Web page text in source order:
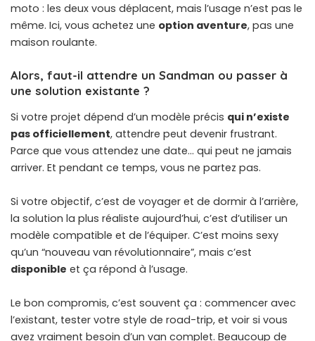
moto : les deux vous déplacent, mais l’usage n’est pas le
même. Ici, vous achetez une option aventure, pas une
maison roulante.
Alors, faut-il attendre un Sandman ou passer à
une solution existante ?
Si votre projet dépend d’un modèle précis qui n’existe
pas officiellement, attendre peut devenir frustrant.
Parce que vous attendez une date… qui peut ne jamais
arriver. Et pendant ce temps, vous ne partez pas.
Si votre objectif, c’est de voyager et de dormir à l’arrière,
la solution la plus réaliste aujourd’hui, c’est d’utiliser un
modèle compatible et de l’équiper. C’est moins sexy
qu’un “nouveau van révolutionnaire”, mais c’est
disponible et ça répond à l’usage.
Le bon compromis, c’est souvent ça : commencer avec
l’existant, tester votre style de road-trip, et voir si vous
avez vraiment besoin d’un van complet. Beaucoup de